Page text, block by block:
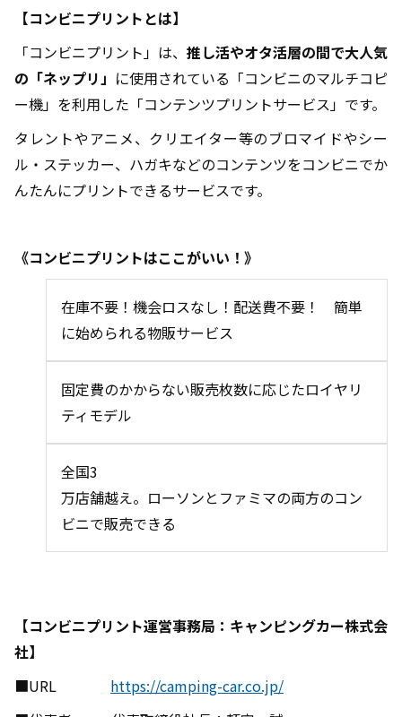
【コンビニプリントとは】
「コンビニプリント」は、 推し活やオタ活層の間で大人気
の「ネップリ」 に使用されている「コンビニのマルチコピ
ー機」を利用した「コンテンツプリントサービス」です。
タレントやアニメ、クリエイター等のブロマイドやシー
ル・ステッカー、ハガキなどのコンテンツをコンビニでか
んたんにプリントできるサービスです。
《コンビニプリントはここがいい！》
在庫不要！機会ロスなし！配送費不要！ 簡単
に始められる物販サービス
固定費のかからない販売枚数に応じたロイヤリ
ティモデル
全国3
万店舗越え。ローソンとファミマの両方のコン
ビニで販売できる
【コンビニプリント運営事務局：キャンピングカー株式会
社】
■URL https://camping-car.co.jp/